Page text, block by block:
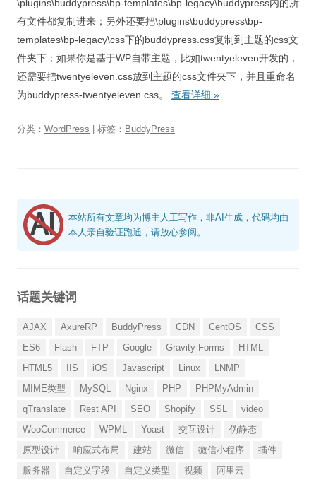
\plugins\buddypress\bp-templates\bp-legacy\buddypress内的所
有文件都复制进来；另外还要把\plugins\buddypress\bp-
templates\bp-legacy\css下的buddypress.css复制到主题的css文
件夹下；如果你是基于WP自带主题，比如twentyeleven开发的，
还需要把twentyeleven.css放到主题的css文件夹下，并且重命名
为buddypress-twentyeleven.css。 查看详细 »
分类： WordPress | 标签： BuddyPress
本站所有文章均为博主人工写作，非AI生成，代码均由
本人亲自验证跑通，请放心参阅。
话题关键词
AJAX AxureRP BuddyPress CDN CentOS
CSS
ES6
Flash FTP Google Gravity Forms
HTML
HTML5
IIS iOS Javascript Linux
LNMP
MIME类型
MySQL Nginx PHP
PHPMyAdmin
qTranslate
Rest API SEO Shopify SSL
video
WooCommerce
WPML Yoast 交互设计
伪静态
原型设计
响应式布局 建站 微信 微信小程序
插件
服务器
自定义字段 自定义类型 视频 阿里云